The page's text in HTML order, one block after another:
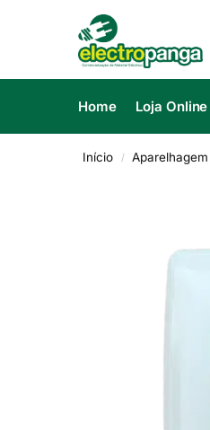
Home Loja Online
Início /